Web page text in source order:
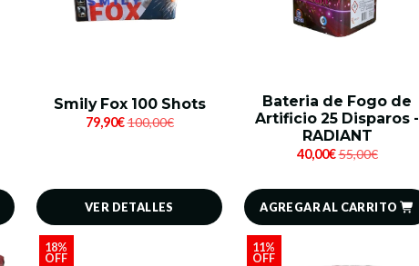
Smily Fox 100 Shots
79,90€100,00€
VER DETALLES
Bateria de Fogo de
Artificio 25 Disparos -
RADIANT
40,00€55,00€
AGREGAR AL CARRITO
18%
OFF
11%
OFF